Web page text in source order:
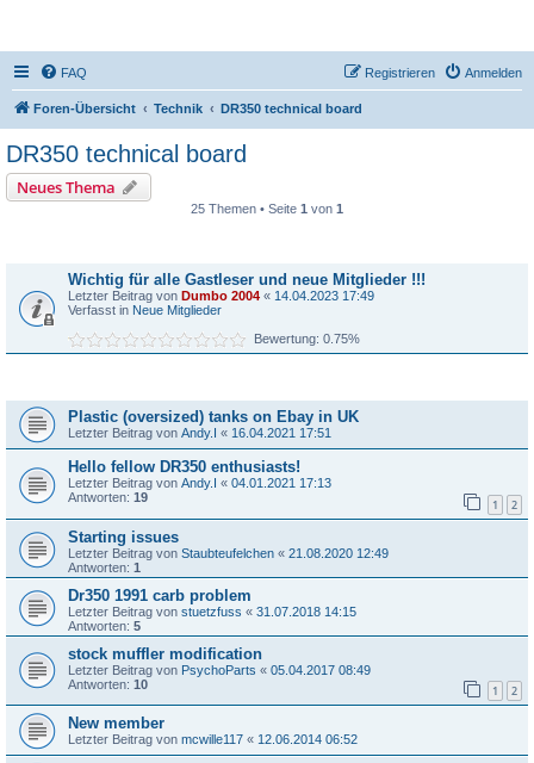
FAQ Anmelden
Registrieren
Foren-Übersicht Technik DR350 technical board
DR350 technical board
Neues Thema
25 Themen • Seite 1 von 1
Wichtig für alle Gastleser und neue Mitglieder !!!
Letzter Beitrag von Dumbo 2004 « 14.04.2023 17:49
Verfasst in Neue Mitglieder
Bewertung: 0.75%
Plastic (oversized) tanks on Ebay in UK
Letzter Beitrag von Andy.I « 16.04.2021 17:51
Hello fellow DR350 enthusiasts!
Letzter Beitrag von Andy.I « 04.01.2021 17:13
Antworten: 19 1 2
Starting issues
Letzter Beitrag von Staubteufelchen « 21.08.2020 12:49
Antworten: 1
Dr350 1991 carb problem
Letzter Beitrag von stuetzfuss « 31.07.2018 14:15
Antworten: 5
stock muffler modification
Letzter Beitrag von PsychoParts « 05.04.2017 08:49
Antworten: 10 1 2
New member
Letzter Beitrag von mcwille117 « 12.06.2014 06:52